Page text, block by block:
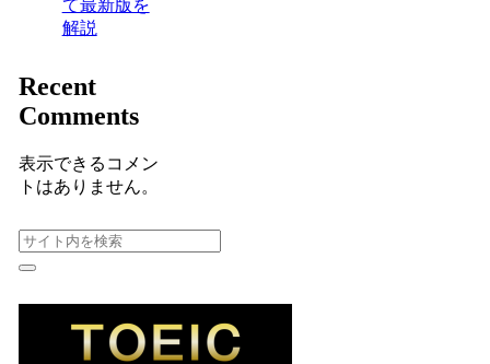
て最新版を
解説
Recent
Comments
表示できるコメン
トはありません。